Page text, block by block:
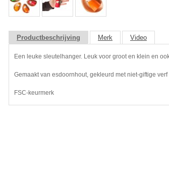
Productbeschrijving Merk Video
Een leuke sleutelhanger. Leuk voor groot en klein en
Gemaakt van esdoornhout, gekleurd met niet-giftige
FSC-keurmerk